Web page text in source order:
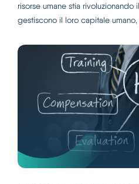
risorse umane stia
gestiscono il loro capitale